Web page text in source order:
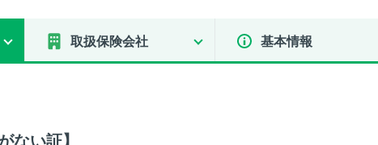
取扱保険会社 基本情報
ない証】